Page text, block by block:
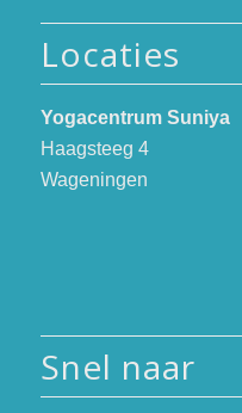
Locaties
Yogacentrum Suniya
Haagsteeg 4
Wageningen
Snel naar